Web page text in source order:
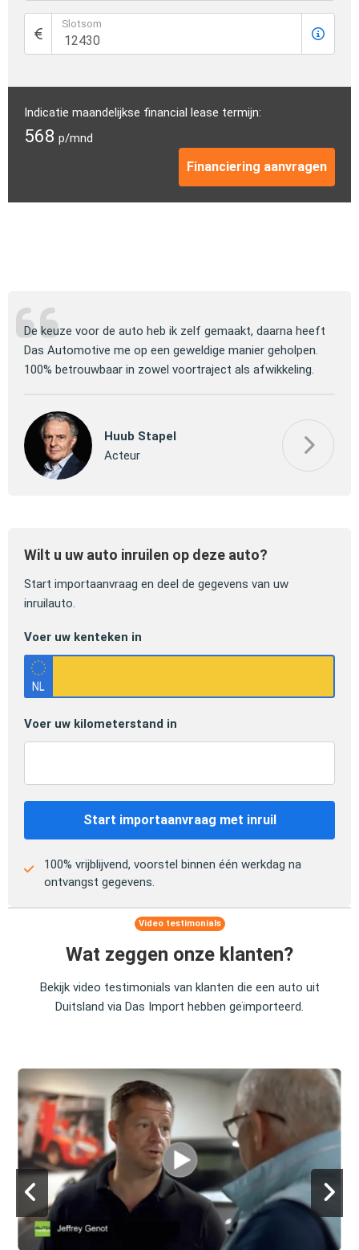
Slotsom
Indicatie maandelijkse financial lease termijn:
568 p/mnd
Financiering aanvragen
De keuze voor de auto heb ik zelf gemaakt, daarna heeft
Das Automotive me op een geweldige manier geholpen.
100% betrouwbaar in zowel voortraject als afwikkeling.
Huub Stapel
Acteur
Wilt u uw auto inruilen op deze auto?
Start importaanvraag en deel de gegevens van uw
inruilauto.
Voer uw kenteken in
Voer uw kilometerstand in
Start importaanvraag met inruil
100% vrijblijvend, voorstel binnen één werkdag na
ontvangst gegevens.
Video testimonials
Wat zeggen onze klanten?
Bekijk video testimonials van klanten die een auto uit
Duitsland via Das Import hebben geïmporteerd.